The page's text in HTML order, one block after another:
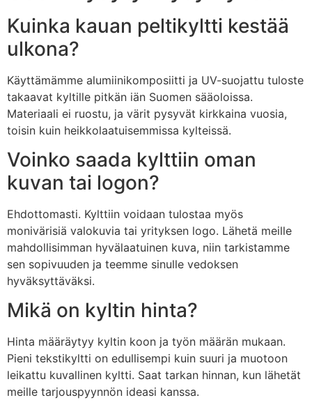
Kuinka kauan peltikyltti kestää
ulkona?
Käyttämämme alumiinikomposiitti ja UV-suojattu tuloste
takaavat kyltille pitkän iän Suomen sääoloissa.
Materiaali ei ruostu, ja värit pysyvät kirkkaina vuosia,
toisin kuin heikkolaatuisemmissa kylteissä.
Voinko saada kylttiin oman
kuvan tai logon?
Ehdottomasti. Kylttiin voidaan tulostaa myös
monivärisiä valokuvia tai yrityksen logo. Lähetä meille
mahdollisimman hyvälaatuinen kuva, niin tarkistamme
sen sopivuuden ja teemme sinulle vedoksen
hyväksyttäväksi.
Mikä on kyltin hinta?
Hinta määräytyy kyltin koon ja työn määrän mukaan.
Pieni tekstikyltti on edullisempi kuin suuri ja muotoon
leikattu kuvallinen kyltti. Saat tarkan hinnan, kun lähetät
meille tarjouspyynnön ideasi kanssa.